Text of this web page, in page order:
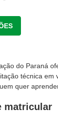
do Paraná
técnica em
quer
matricular